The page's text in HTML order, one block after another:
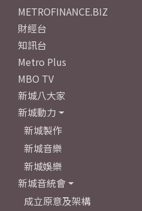
METROFINANCE.BIZ
財經台
知訊台
Metro Plus
MBO TV
新城八大家
新城動力
新城製作
新城音樂
新城娛樂
新城音統會
成立原意及架構